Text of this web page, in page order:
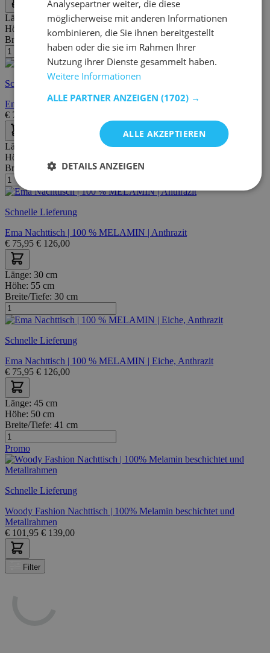
Länge:
30 cm
Höhe:
55 cm
Breite/Tiefe:30 cm
Schnelle Lieferung
Ema Nachttisch | 100 % MELAMIN | Weiß
€ 75,95
Länge:
Höhe:
Breite/Tiefe:30 cm
Schnelle Lieferung
Ema Nachttisch | 100 % MELAMIN | Anthrazit
€ 75,95 € 126,00
Länge: 30 cm
Höhe: 55 cm
Breite/Tiefe: 30 cm
Schnelle Lieferung
Ema Nachttisch | 100 % MELAMIN | Eiche, Anthrazit
€ 75,95 € 126,00
Länge: 45 cm
Höhe: 50 cm
Breite/Tiefe: 41 cm
Promo
Schnelle Lieferung
Woody Fashion Nachttisch | 100% Melamin beschichtet und
Metallrahmen
€ 101,95 € 139,00
Filter
Analysepartner weiter, die diese
möglicherweise mit anderen Informationen
kombinieren, die Sie ihnen bereitgestellt
haben oder die sie im Rahmen Ihrer
Nutzung ihrer Dienste gesammelt haben.
Weitere Informationen
ALLE PARTNER ANZEIGEN (1702) →
ALLE AKZEPTIEREN
DETAILS ANZEIGEN